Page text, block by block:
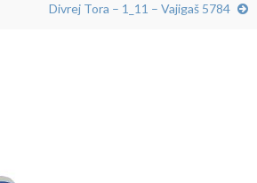
Divrej Tora – 1_11 – Vajigaš 5784